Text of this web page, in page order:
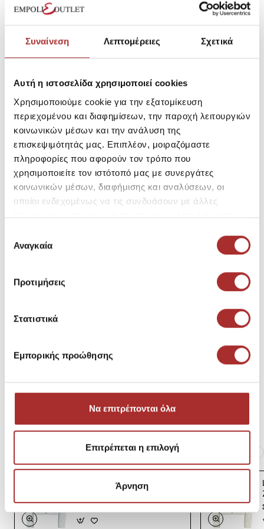
Συναίνεση Λεπτομέρειες Σχετικά
Αυτή η ιστοσελίδα χρησιμοποιεί cookies
Χρησιμοποιούμε cookie για την εξατομίκευση
περιεχομένου και διαφημίσεων, την παροχή λειτουργιών
κοινωνικών μέσων και την ανάλυση της
επισκεψιμότητάς μας. Επιπλέον, μοιραζόμαστε
πληροφορίες που αφορούν τον τρόπο που
χρησιμοποιείτε τον ιστότοπό μας με συνεργάτες
κοινωνικών μέσων, διαφήμισης και αναλύσεων, οι
οποίοι ενδεχομένως να τις συνδυάσουν με άλλες
πληροφορίες που τους έχετε παραχωρήσει ή τις οποίες
των υπηρεσιών τους.
συγκατάθεσης
Αναγκαία
Προτιμήσεις
Στατιστικά
Εμπορικής προώθησης
Να επιτρέπονται όλα
Επιτρέπεται η επιλογή
Άρνηση
Έχετε επιπλέον ερωτήσεις;
Τιμή Outlet:199,50€
Τιμή Καταλόγου:399,00€
Μέγεθος
Κωδικός Κατασκευαστή: -211846911001
Σύνθεση
Επιστροφές Προϊόντων
Ίδιο Brand
LAPIN HOUSE Βρεφική
Ζακέτα Πλεκτή
39,00€